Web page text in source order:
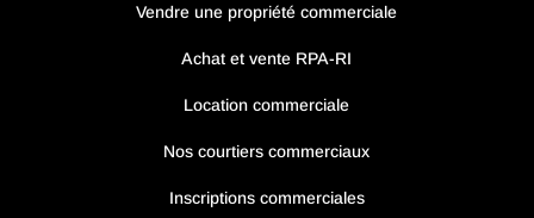
Vendre une propriété commerciale
Achat et vente RPA-RI
Location commerciale
Nos courtiers commerciaux
Inscriptions commerciales